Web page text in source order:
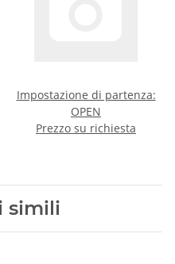
Impostazione di partenza:
OPEN
Prezzo su richiesta
simili